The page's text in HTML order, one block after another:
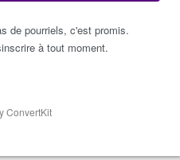
de pourriels, c'est promis.
à tout moment.
ConvertKit